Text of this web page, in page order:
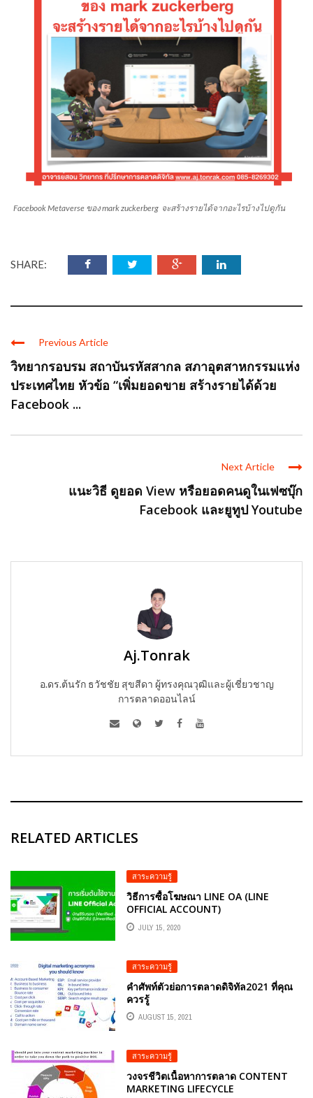
Facebook Metaverse ของ mark zuckerberg จะสร้างรายได้จากอะไรบ้างไปดูกัน
SHARE:
Previous Article
วิทยากรอบรม สถาบันรหัสสากล สภาอุตสาหกรรมแห่ง
ประเทศไทย หัวข้อ “เพิ่มยอดขาย สร้างรายได้ด้วย
Facebook ...
Next Article
แนะวิธี ดูยอด View หรือยอดคนดูในเฟซบุ๊ก
Facebook และยูทูป Youtube
Aj.Tonrak
อ.ดร.ต้นรัก ธวัชชัย สุขสีดา ผู้ทรงคุณวุฒิและผู้เชี่ยวชาญ
การตลาดออนไลน์
RELATED ARTICLES
สาระความรู้
วิธีการซื้อโฆษณา LINE OA (LINE
OFFICIAL ACCOUNT)
JULY 15, 2020
สาระความรู้
คำศัพท์ตัวย่อการตลาดดิจิทัล2021 ที่คุณ
ควรรู้
AUGUST 15, 2021
สาระความรู้
วงจรชีวิตเนื้อหาการตลาด CONTENT
MARKETING LIFECYCLE